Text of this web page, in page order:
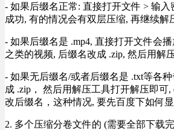
- 如果后缀名正常: 直接打开文件 > 输入
成功, 有的情况会有双层压缩, 再继续解
- 如果后缀名是 .mp4, 直接打开文件会
之类的视频, 后缀名改成 .zip, 然后用解
- 如果无后缀名/或者后缀名是 .txt等各
成 .zip， 然后用解压工具打开解压即可
改后缀名，这种情况, 要先百度下如何
2. 多个压缩分卷文件的 (需要全部下载